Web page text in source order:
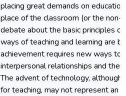
placing great demands on
place of the classroom (or the non-
debate about the basic principles
ways of teaching and learning are
achievement requires new ways to
interpersonal relationships and the
The advent of technology,
for teaching, may not represent an